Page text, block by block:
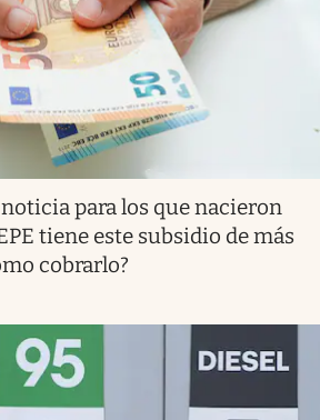
para los que nacieron
tiene este subsidio de más
cobrarlo?